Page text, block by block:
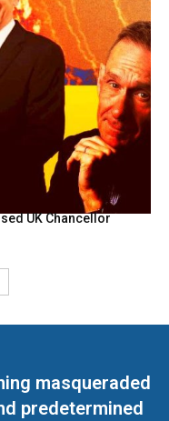
UK Chancellor
masqueraded
predetermined